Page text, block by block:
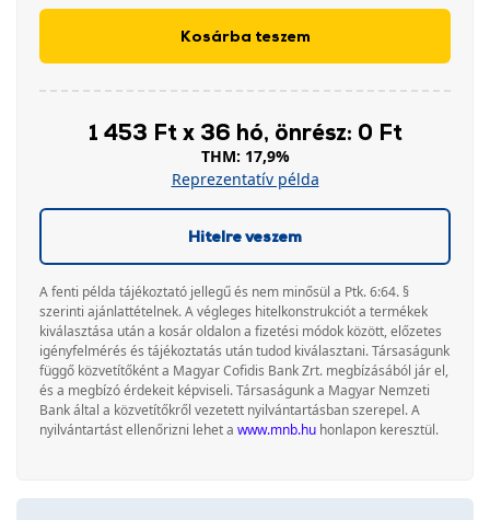
Kosárba teszem
1 453 Ft x 36 hó, önrész: 0 Ft
THM: 17,9%
Reprezentatív példa
Hitelre veszem
A fenti példa tájékoztató jellegű és nem minősül a Ptk. 6:64. §
szerinti ajánlattételnek. A végleges hitelkonstrukciót a termékek
kiválasztása után a kosár oldalon a fizetési módok között, előzetes
igényfelmérés és tájékoztatás után tudod kiválasztani. Társaságunk
függő közvetítőként a Magyar Cofidis Bank Zrt. megbízásából jár el,
és a megbízó érdekeit képviseli. Társaságunk a Magyar Nemzeti
Bank által a közvetítőkről vezetett nyilvántartásban szerepel. A
nyilvántartást ellenőrizni lehet a www.mnb.hu honlapon keresztül.